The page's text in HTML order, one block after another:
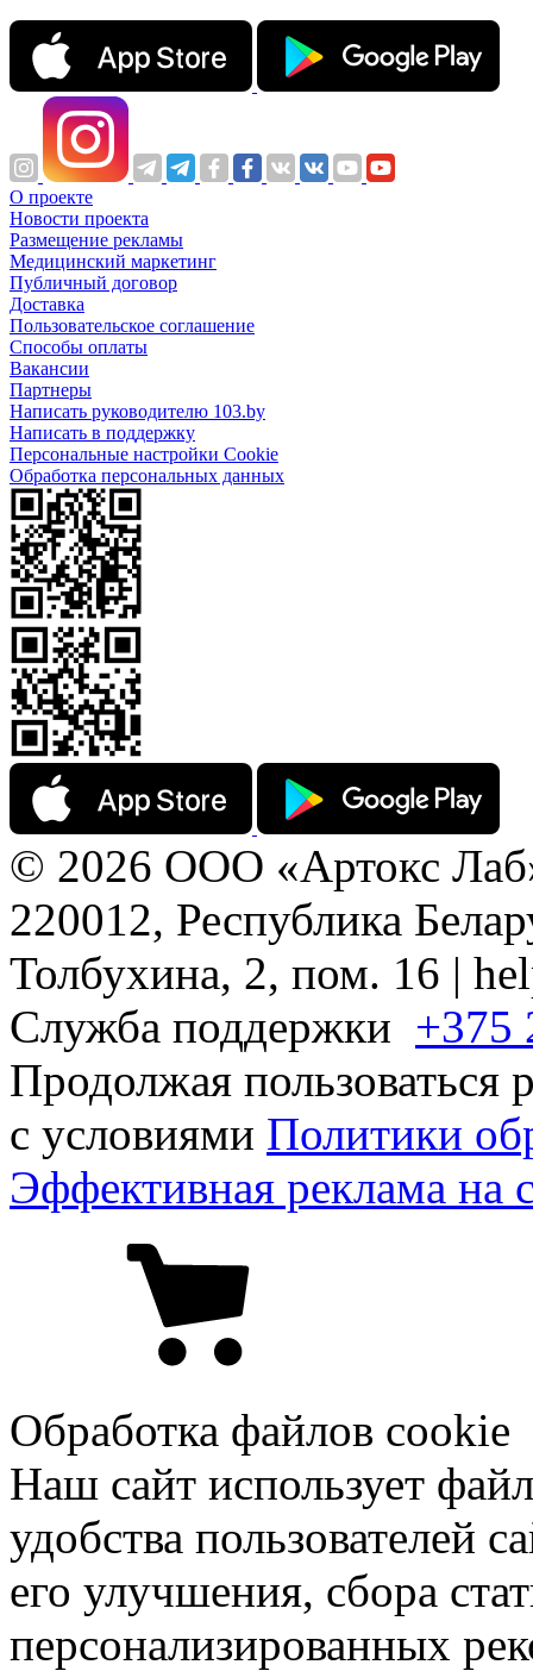
О проекте
Новости проекта
Размещение рекламы
Медицинский маркетинг
Публичный договор
Доставка
Пользовательское соглашение
Способы оплаты
Вакансии
Партнеры
Написать руководителю 103.by
Написать в поддержку
Персональные настройки Cookie
Обработка персональных данных
© 2026 ООО «Артокс
220012, Республика
Толбухина, 2, пом. 16 |
Служба поддержки +375
Продолжая пользоваться
с условиями Политики
Эффективная реклама на
Обработка файлов cookie
Наш сайт использует
удобства пользователей
его улучшения, сбора
персонализированных